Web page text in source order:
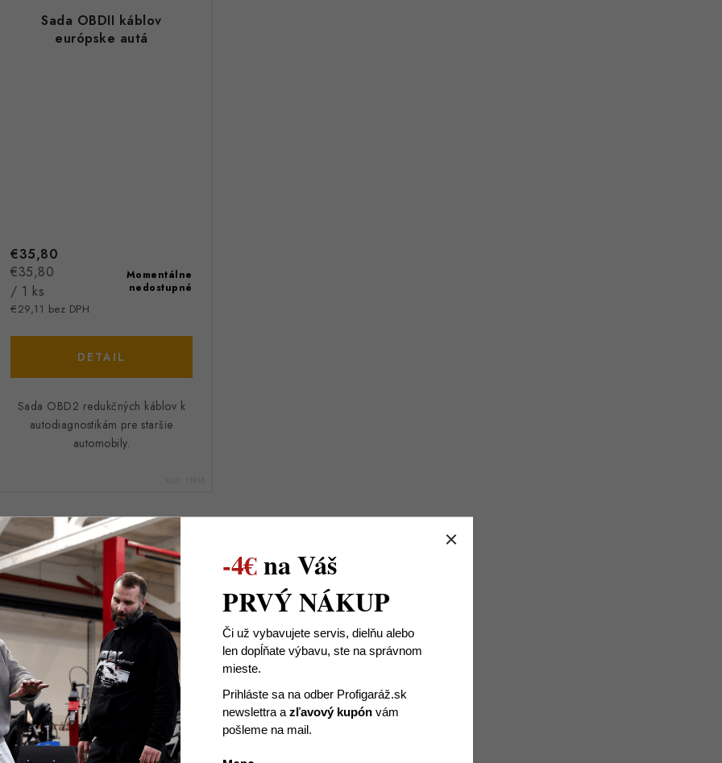
Sada OBDII káblov
európske autá
Momentálne
nedostupné
€29,11 bez DPH
€35,80
Jednotková
cena:
€35,80
/ 1 ks
DETAIL
Sada OBD2 redukčných káblov k
autodiagnostikám pre staršie
automobily.
-4€na Váš
PRVÝ NÁKUP
Či už vybavujete servis, dielňu alebo
len dopĺňate výbavu, ste na správnom
mieste.
Prihláste sa na odber Profigaráž.sk
newslettra a zľavový kupón vám
pošleme na mail.